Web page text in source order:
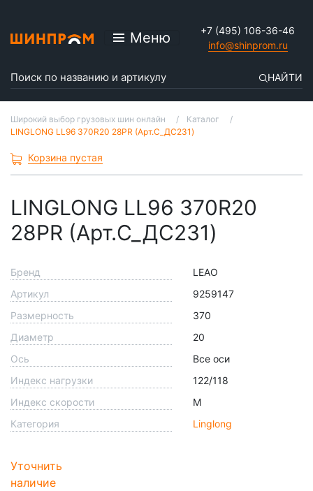
Меню
+7 (495) 106-36-46
info@shinprom.ru
НАЙТИ
Широкий выбор грузовых шин онлайн
Каталог
LINGLONG LL96 370R20 28PR (Арт.С_ДС231)
Корзина пустая
LINGLONG LL96 370R20
28PR (Арт.С_ДС231)
Бренд
LEAO
Артикул
9259147
Размерность
370
Диаметр
20
Ось
Все оси
Индекс нагрузки
122/118
Индекс скорости
M
Категория
Linglong
Уточнить
наличие